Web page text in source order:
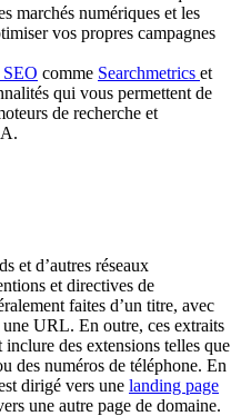
marchés numériques et les
vos propres campagnes
comme Searchmetrics et
qui vous permettent de
de recherche et
et d’autres réseaux
et directives de
faites d’un titre, avec
URL. En outre, ces extraits
des extensions telles que
des numéros de téléphone. En
dirigé vers une landing page
une autre page de domaine.